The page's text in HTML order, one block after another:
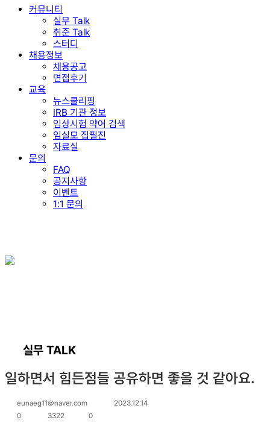
커뮤니티
실무 Talk
취준 Talk
스터디
채용정보
채용공고
면접후기
교육
뉴스클리핑
IRB 기관 정보
임상시험 약어 검색
임실모 집필진
자료실
문의
FAQ
공지사항
이벤트
1:1 문의
실무 TALK
일하면서 힘든점들 공유하면 좋을 것 같아요.
eunaeg11@naver.com
2023.12.14
0
3322 0